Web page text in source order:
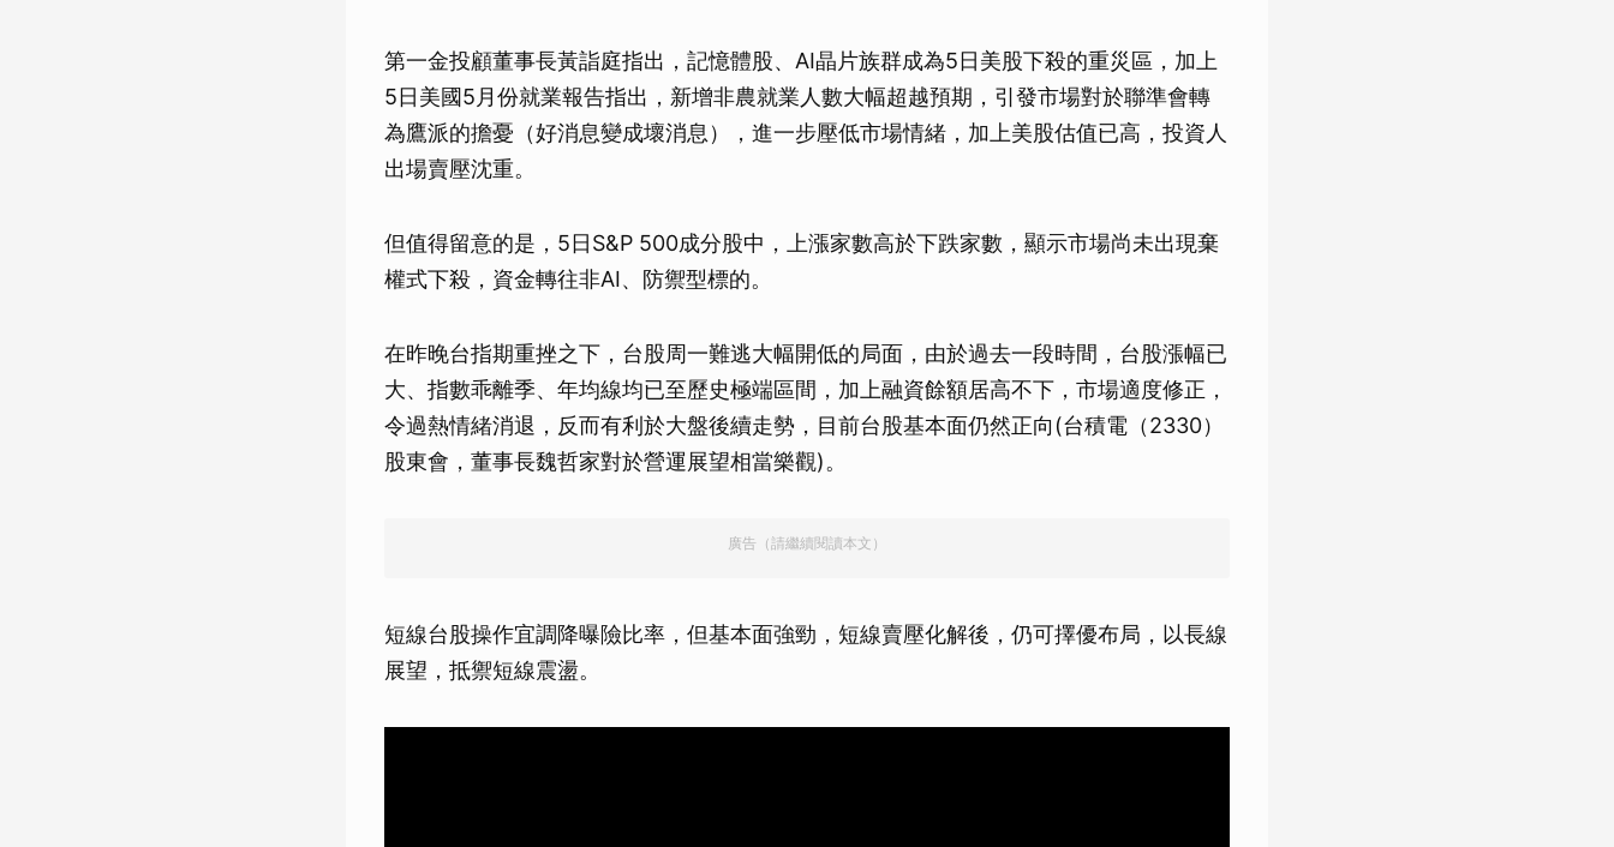
第一金投顧董事長黃詣庭指出，記憶體股、AI晶片族群成為5日美股下殺的重災區，加上
5日美國5月份就業報告指出，新增非農就業人數大幅超越預期，引發市場對於聯準會轉
為鷹派的擔憂（好消息變成壞消息），進一步壓低市場情緒，加上美股估值已高，投資人
出場賣壓沈重。
但值得留意的是，5日S&P 500成分股中，上漲家數高於下跌家數，顯示市場尚未出現棄
權式下殺，資金轉往非AI、防禦型標的。
在昨晚台指期重挫之下，台股周一難逃大幅開低的局面，由於過去一段時間，台股漲幅已
大、指數乖離季、年均線均已至歷史極端區間，加上融資餘額居高不下，市場適度修正，
令過熱情緒消退，反而有利於大盤後續走勢，目前台股基本面仍然正向(台積電（2330）
股東會，董事長魏哲家對於營運展望相當樂觀)。
廣告（請繼續閱讀本文）
短線台股操作宜調降曝險比率，但基本面強勁，短線賣壓化解後，仍可擇優布局，以長線
展望，抵禦短線震盪。